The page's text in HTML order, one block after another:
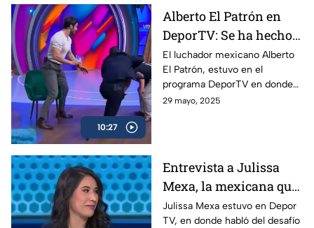
10:27
Alberto El Patrón en
DeporTV: Se ha hecho
todo para poder
regresar a WWE
El luchador mexicano Alberto
El Patrón, estuvo en el
programa DeporTV en donde
habló de su presente como
29 mayo, 2025
Entrevista a Julissa
Mexa, la mexicana que
expondrá su cabellera
Julissa Mexa estuvo en Depor
TV, en donde habló del desafío